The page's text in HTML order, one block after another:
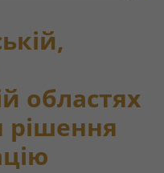
областях
рішення